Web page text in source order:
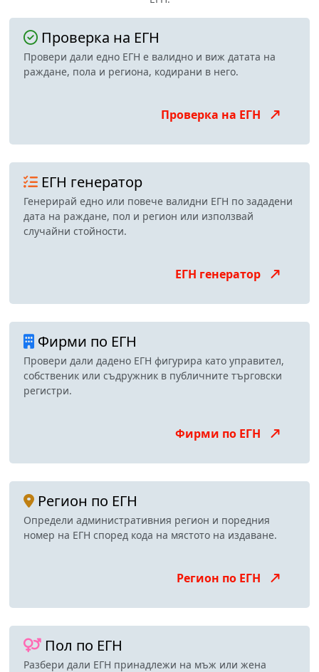
Проверка на ЕГН
Провери дали едно ЕГН е валидно и виж датата на
раждане, пола и региона, кодирани в него.
Проверка на ЕГН
ЕГН генератор
Генерирай едно или повече валидни ЕГН по зададени
дата на раждане, пол и регион или използвай
случайни стойности.
ЕГН генератор
Фирми по ЕГН
Провери дали дадено ЕГН фигурира като управител,
собственик или съдружник в публичните търговски
регистри.
Фирми по ЕГН
Регион по ЕГН
Определи административния регион и поредния
номер на ЕГН според кода на мястото на издаване.
Регион по ЕГН
Пол по ЕГН
Разбери дали ЕГН принадлежи на мъж или жена